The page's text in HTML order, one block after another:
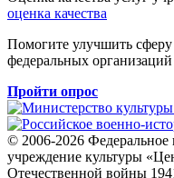
оценка качества
Помогите улучшить
федеральных организаций
Пройти опрос
© 2006-2026 Федеральное
учреждение культуры
Отечественной войны